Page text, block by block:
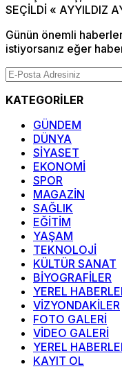
Günün önemli
istiyorsanız eğer
KATEGORİLER
GÜNDEM
DÜNYA
SİYASET
EKONOMİ
SPOR
MAGAZİN
SAĞLIK
EĞİTİM
YAŞAM
TEKNOLOJİ
KÜLTÜR SANAT
BİYOGRAFİLER
YEREL
VİZYONDAKİLER
FOTO GALERİ
VİDEO GALERİ
YEREL
KAYIT OL